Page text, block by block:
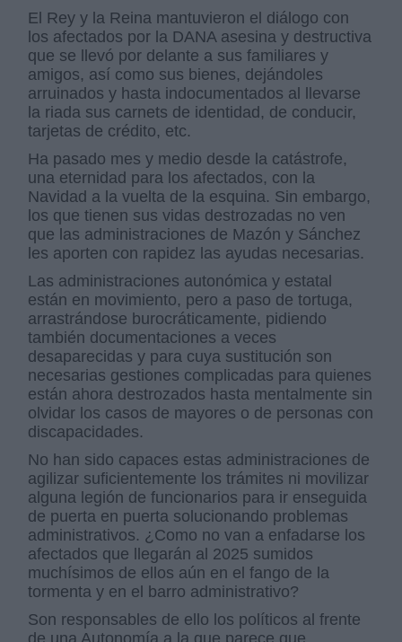
El Rey y la Reina mantuvieron el diálogo con
los afectados por la DANA asesina y destructiva
que se llevó por delante a sus familiares y
amigos, así como sus bienes, dejándoles
arruinados y hasta indocumentados al llevarse
la riada sus carnets de identidad, de conducir,
tarjetas de crédito, etc.
Ha pasado mes y medio desde la catástrofe,
una eternidad para los afectados, con la
Navidad a la vuelta de la esquina. Sin embargo,
los que tienen sus vidas destrozadas no ven
que las administraciones de Mazón y Sánchez
les aporten con rapidez las ayudas necesarias.
Las administraciones autonómica y estatal
están en movimiento, pero a paso de tortuga,
arrastrándose burocráticamente, pidiendo
también documentaciones a veces
desaparecidas y para cuya sustitución son
necesarias gestiones complicadas para quienes
están ahora destrozados hasta mentalmente sin
olvidar los casos de mayores o de personas con
discapacidades.
No han sido capaces estas administraciones de
agilizar suficientemente los trámites ni movilizar
alguna legión de funcionarios para ir enseguida
de puerta en puerta solucionando problemas
administrativos. ¿Como no van a enfadarse los
afectados que llegarán al 2025 sumidos
muchísimos de ellos aún en el fango de la
tormenta y en el barro administrativo?
Son responsables de ello los políticos al frente
de una Autonomía a la que parece que